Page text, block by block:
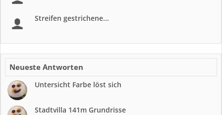
Streifen gestrichene...
Neueste Antworten
Untersicht Farbe löst sich
Stadtvilla 141m Grundrisse